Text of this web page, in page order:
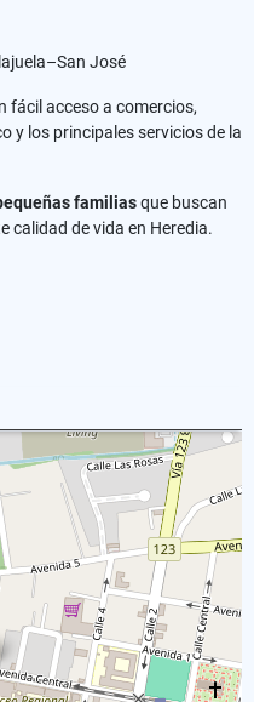
José
fácil acceso a comercios,
y los principales servicios de la
familiasque buscan
calidad de vida en Heredia.